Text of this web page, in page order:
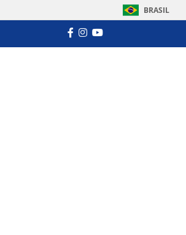
BRASIL